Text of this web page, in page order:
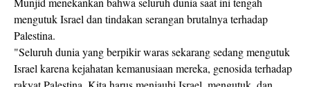
mengutuk Israel dan tindakan serangan brutalnya terhadap
Palestina.
"Seluruh dunia yang berpikir waras sekarang sedang mengutuk
Israel karena kejahatan kemanusiaan mereka, genosida terhadap